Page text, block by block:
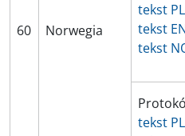
60 Norwegia
tekst
tekst
tekst
tekst